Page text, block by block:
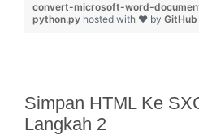
convert-microsoft-word-
python.py hosted with ❤ by GitHub
Simpan HTML Ke
Langkah 2